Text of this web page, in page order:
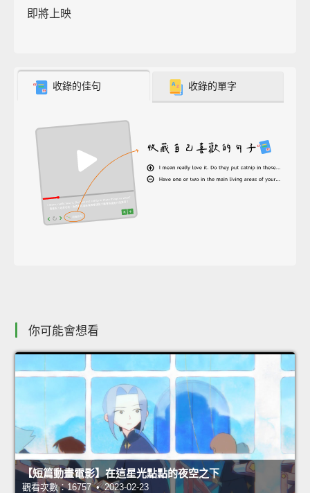
即將上映
收錄的佳句 收錄的單字
你可能會想看
【短篇動畫電影】在這星光點點的夜空之下
觀看次數：16757 • 2023-02-23